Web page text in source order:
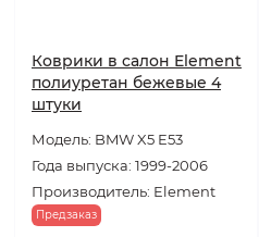
Коврики в салон Element
полиуретан бежевые 4
штуки
Модель: BMW X5 E53
Года выпуска: 1999-2006
Производитель: Element
Предзаказ